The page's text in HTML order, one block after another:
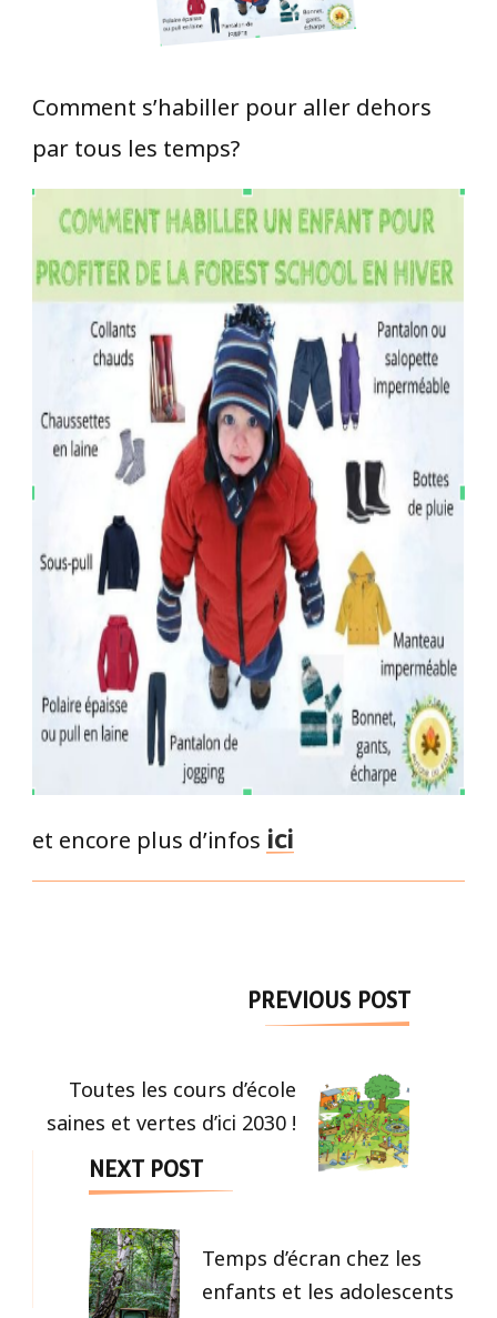
Comment s’habiller pour aller dehors
par tous les temps?
et encore plus d’infos ici
Post
Navigation
PREVIOUS POST
Toutes les cours d’école
saines et vertes d’ici 2030 !
NEXT POST
Temps d’écran chez les
enfants et les adolescents